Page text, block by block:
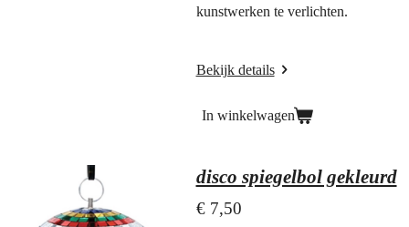
kunstwerken te verlichten.
Bekijk details
In winkelwagen
disco spiegelbol gekleurd
€ 7,50